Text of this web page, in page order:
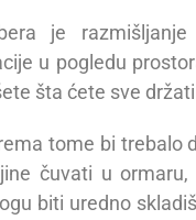
je razmišljanje
u pogledu
šta ćete sve
tome bi trebalo
čuvati u
biti uredno